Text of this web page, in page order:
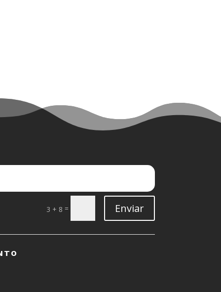
3 + 8 = Enviar